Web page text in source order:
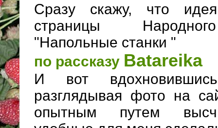
Сразу скажу, что
страницы
"Напольные станки "
по рассказу Batareika
И вот
разглядывая фото на
опытным путем